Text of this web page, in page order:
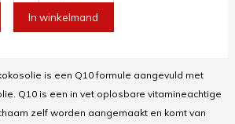
In winkelmand
is een Q10 formule aangevuld met
Q10 is een in vet oplosbare vitamineachtige
zelf worden aangemaakt en komt van